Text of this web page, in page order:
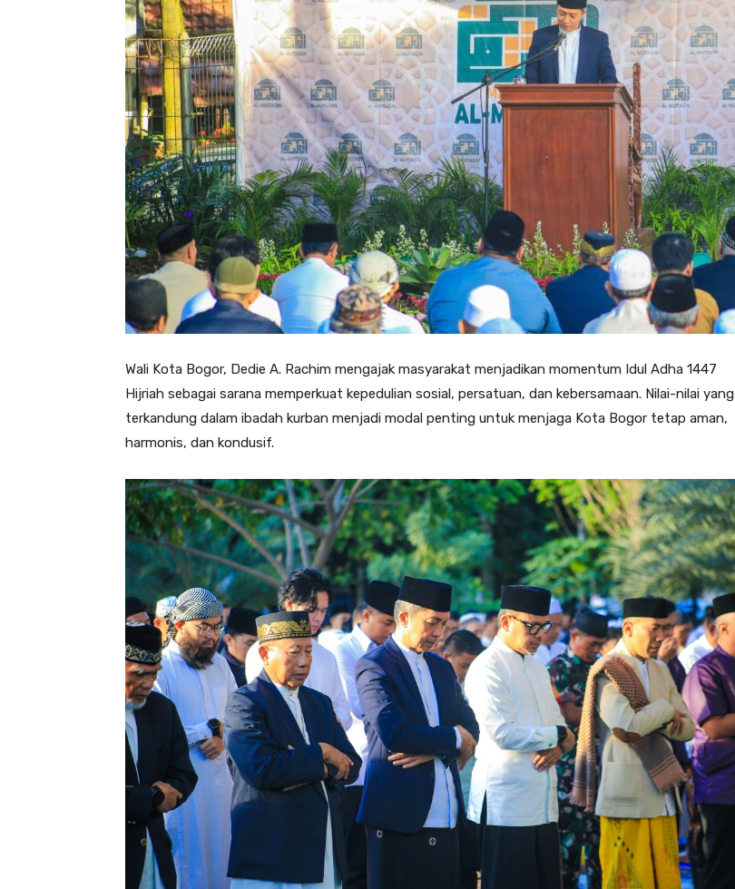
Wali Kota Bogor, Dedie A. Rachim mengajak masyarakat menjadikan momentum Idul Adha 1447
Hijriah sebagai sarana memperkuat kepedulian sosial, persatuan, dan kebersamaan. Nilai-nilai yang
terkandung dalam ibadah kurban menjadi modal penting untuk menjaga Kota Bogor tetap aman,
harmonis, dan kondusif.